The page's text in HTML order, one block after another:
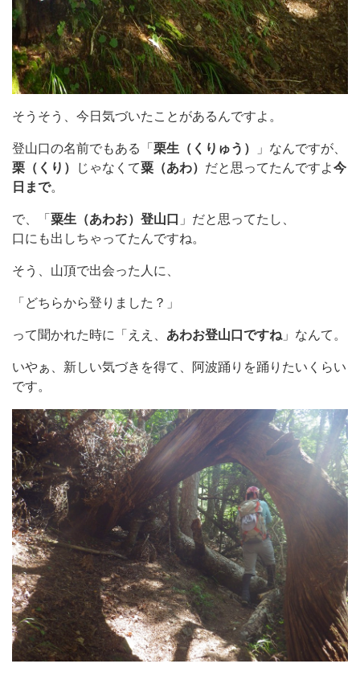
そうそう、今日気づいたことがあるんですよ。
登山口の名前でもある「 栗生（くりゅう）
」なんですが、
栗（くり）
じゃなくて粟（あわ） だと思ってたんですよ今
日まで。
で、「 粟生（あわお）登山口 」だと思ってたし、
口にも出しちゃってたんですね。
そう、山頂で出会った人に、
「どちらから登りました？」
って聞かれた時に「ええ、 あわお登山口ですね 」なんて。
いやぁ、新しい気づきを得て、阿波踊りを踊りたいくらい
です。